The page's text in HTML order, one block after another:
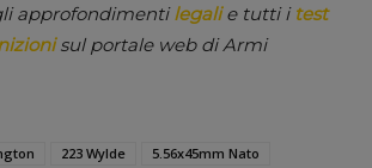
approfondimentilegalie tutti i test
sul portale web di Armi
223 Wylde
5.56x45mm Nato